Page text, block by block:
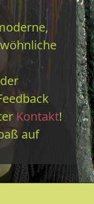
Kontakt!
auf